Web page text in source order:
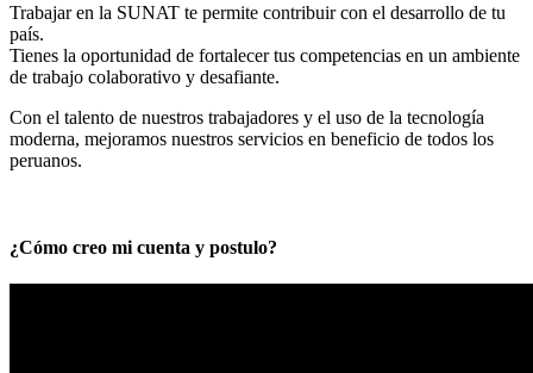
Trabajar en la SUNAT te permite contribuir con el desarrollo de tu
país.
Tienes la oportunidad de fortalecer tus competencias en un ambiente
de trabajo colaborativo y desafiante.
Con el talento de nuestros trabajadores y el uso de la tecnología
moderna, mejoramos nuestros servicios en beneficio de todos los
peruanos.
¿Cómo creo mi cuenta y postulo?